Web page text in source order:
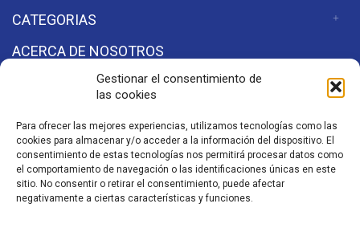
Gestionar el consentimiento de
las cookies
Para ofrecer las mejores experiencias, utilizamos tecnologías como las
cookies para almacenar y/o acceder a la información del dispositivo. El
consentimiento de estas tecnologías nos permitirá procesar datos como
el comportamiento de navegación o las identificaciones únicas en este
sitio. No consentir o retirar el consentimiento, puede afectar
negativamente a ciertas características y funciones.
CATEGORIAS
ACERCA DE NOSOTROS
Secciones
Aviso de Privacidad